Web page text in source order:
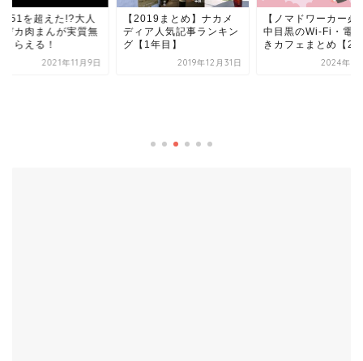
551を超えた!?大人
デカ肉まんが実質無
もらえる！
2021年11月9日
【2019まとめ】ナカメ
ディア人気記事ランキン
グ【1年目】
2019年12月31日
【ノマドワーカー必
中目黒のWi-Fi・電
きカフェまとめ【2...
2024年5